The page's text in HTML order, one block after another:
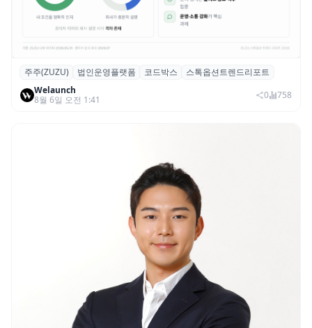
스톡옵션 취소율 2년 만에 18.2%→31.3%…
권리 발생 즉시 행사 비중도 급증
주주(ZUZU) 법인운영플랫폼 코드박스
스톡옵션트렌드리포트
Welaunch
8월 6일 오전 1:41
0 758